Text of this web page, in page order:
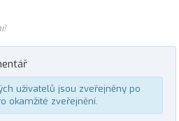
uživatelů jsou zveřejněny po
okamžité zveřejnění.